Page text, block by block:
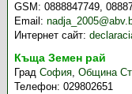
GSM:0888847749,
Email:
Интернет сайт:
Къща Земен рай
ГрадСофия,Община
Телефон:029802651